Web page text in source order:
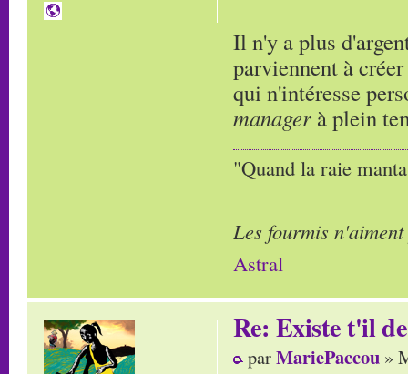
Il n'y a plus
parviennent à
qui n'intéresse
manager à plein
"Quand la raie
Les fourmis
Astral
Re: Existe t'il
parMariePaccou »